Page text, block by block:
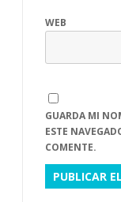
WEB
GUARDA MI
ESTE
COMENTE.